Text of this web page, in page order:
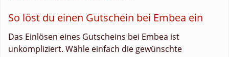
So löst du einen Gutschein bei Embea ein
Das Einlösen eines Gutscheins bei Embea ist
unkompliziert. Wähle einfach die gewünschte